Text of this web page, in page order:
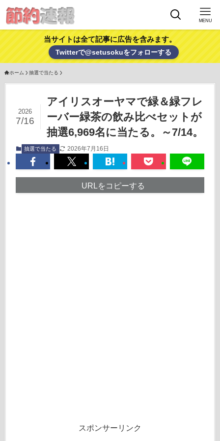
MENU
当サイトは全て記事に広告を含みます。
Twitterで@setusokuをフォローする
ホーム 抽選で当たる
アイリスオーヤマで緑＆緑フレ
ーバー緑茶の飲み比べセットが
抽選6,969名に当たる。～7/14。
2026
7/16
抽選で当たる 2026年7月16日
URLをコピーする
スポンサーリンク